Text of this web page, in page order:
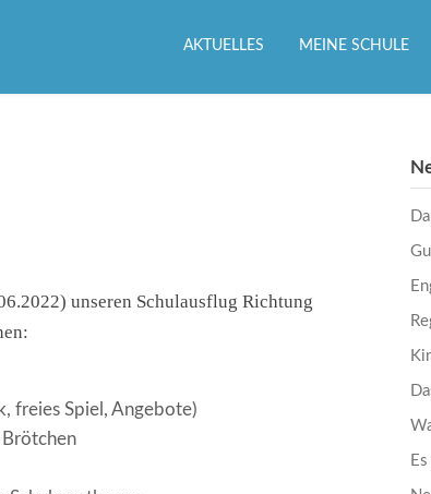
AKTUELLES MEINE SCHULE
unseren Schulausflug Richtung
freies Spiel, Angebote)